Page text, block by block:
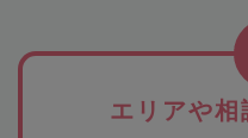
エリアや相